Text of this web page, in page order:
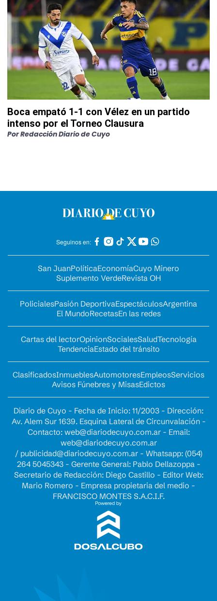
Boca empató 1-1 con Vélez en un partido
intenso por el Torneo Clausura
PorRedacción Diario de Cuyo
Seguinos en:
San JuanPolíticaEconomíaCuyo Minero
Suplemento VerdeRevista OH
PolicialesPasión DeportivaEspectáculosArgentina
El MundoRecetasEn las redes
Cartas del lectorOpinionSocialesSaludTecnología
TendenciaEstado del tránsito
ClasificadosInmueblesAutomotoresEmpleosServicios
Avisos Fúnebres y MisasEdictos
Diario de Cuyo - Fecha de Inicio: 11/2003 - Dirección:
Av. Alem Sur 1639. Esquina Lateral de Circunvalación -
Contacto: web@diariodecuyo.com.ar- Email:
web@diariodecuyo.com.ar
/ publicidad@diariodecuyo.com.ar- Whatsapp: (054)
264 5045343 - Gerente General: Pablo Dellazoppa -
Secretario de Redacción: Diego Castillo - Editor Web:
Mario Romero - Empresa propietaria del medio -
FRANCISCO MONTES S.A.C.I.F.